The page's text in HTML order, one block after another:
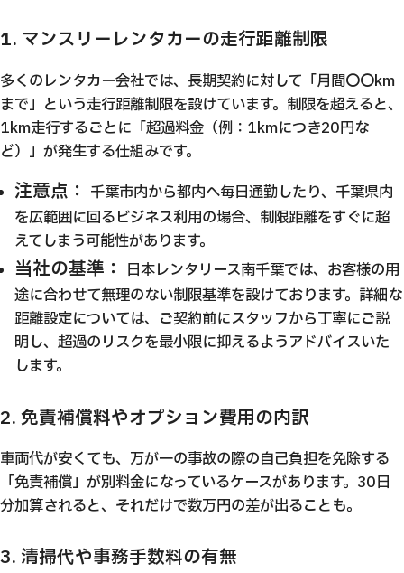
1. マンスリーレンタカーの走行距離制限
多くのレンタカー会社では、長期契約に対して「月間〇〇km
まで」という走行距離制限を設けています。制限を超えると、
1km走行するごとに「超過料金（例：1kmにつき20円な
ど）」が発生する仕組みです。
注意点： 千葉市内から都内へ毎日通勤したり、千葉県内
を広範囲に回るビジネス利用の場合、制限距離をすぐに超
えてしまう可能性があります。
当社の基準： 日本レンタリース南千葉では、お客様の用
途に合わせて無理のない制限基準を設けております。詳細な
距離設定については、ご契約前にスタッフから丁寧にご説
明し、超過のリスクを最小限に抑えるようアドバイスいた
します。
2. 免責補償料やオプション費用の内訳
車両代が安くても、万が一の事故の際の自己負担を免除する
「免責補償」が別料金になっているケースがあります。30日
分加算されると、それだけで数万円の差が出ることも。
3. 清掃代や事務手数料の有無